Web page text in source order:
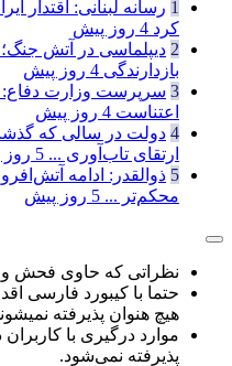
1 رسانه لبنانی: اقتدار
کرد 4 روز پیش
2 دیپلماسی در آتش جنگ؛
بازدارندگی 4 روز پیش
3 سرپرست وزارت دفاع:
اعتناست 4 روز پیش
4 دولت در سالی که
ارتقای تاب‌آوری ... 5 روز پیش
5 ذوالقدر: ادامه
محکم‌تر ... 5 روز پیش
نظراتی که حاوی فحش و
حتما با کیبورد فارسی
هیچ هنوان پذیرفته
موارد درگیری با
پذیرفته نمی‌شود.